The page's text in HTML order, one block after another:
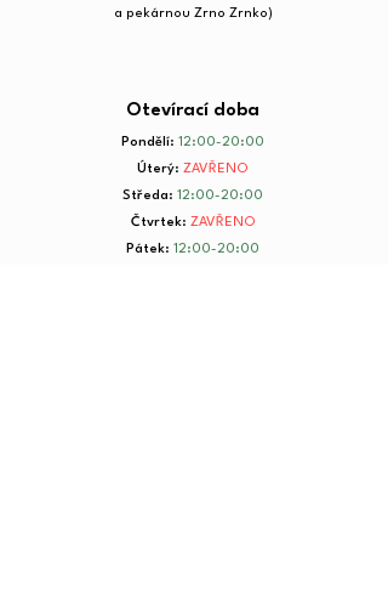
a pekárnou Zrno Zrnko)
Otevírací doba
Pondělí: 12:00-20:00
Úterý: ZAVŘENO
Středa: 12:00-20:00
Čtvrtek: ZAVŘENO
Pátek: 12:00-20:00